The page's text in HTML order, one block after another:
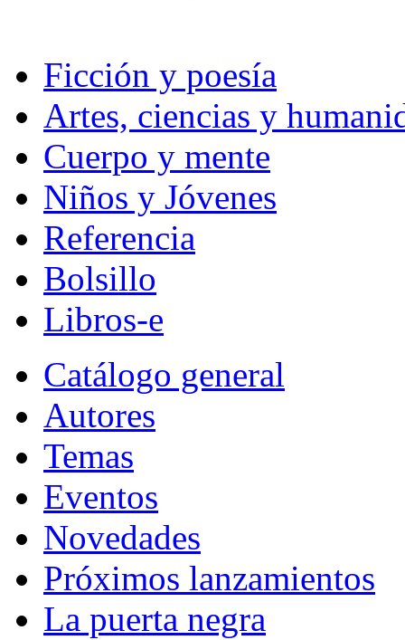
Ficción y poesía
Artes, ciencias y
Cuerpo y mente
Niños y Jóvenes
Referencia
Bolsillo
Libros-e
Catálogo general
Autores
Temas
Eventos
Novedades
Próximos lanzamientos
La puerta negra